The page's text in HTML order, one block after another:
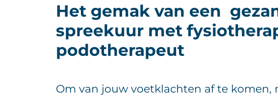
Het gemak van een
spreekuur met
podotherapeut
Om van jouw voetklachten af te komen,